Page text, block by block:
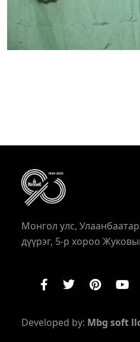
Монгол улс,
дүүрэг, 5-р хороо
Developed by: Mbg soft